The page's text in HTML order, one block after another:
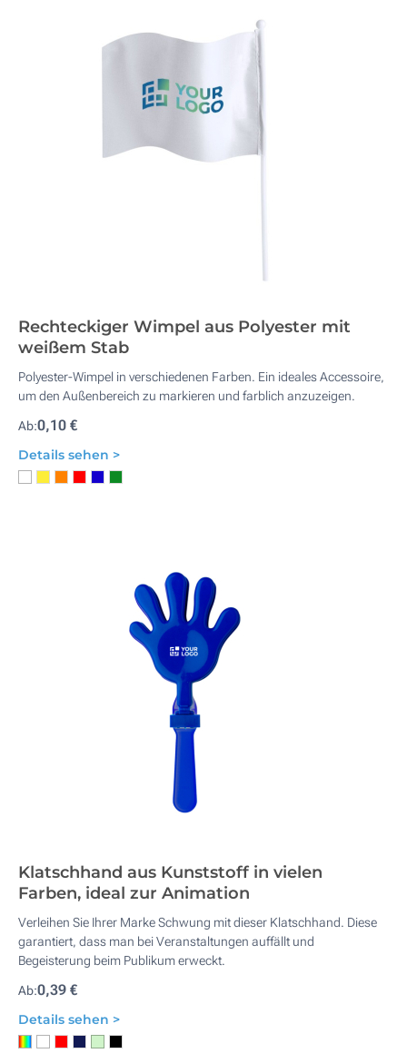
Rechteckiger Wimpel aus Polyester mit
weißem Stab
Polyester-Wimpel in verschiedenen Farben. Ein ideales Accessoire,
um den Außenbereich zu markieren und farblich anzuzeigen.
Ab:0,10 €
Details sehen >
Klatschhand aus Kunststoff in vielen
Farben, ideal zur Animation
Verleihen Sie Ihrer Marke Schwung mit dieser Klatschhand. Diese
garantiert, dass man bei Veranstaltungen auffällt und
Begeisterung beim Publikum erweckt.
Ab:0,39 €
Details sehen >